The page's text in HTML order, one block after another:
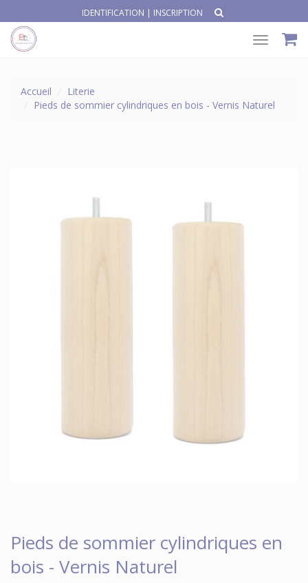
IDENTIFICATION | INSCRIPTION
Toggle
Accueil
Literie
Pieds de sommier cylindriques en bois - Vernis Naturel
Pieds de sommier cylindriques en
bois - Vernis Naturel